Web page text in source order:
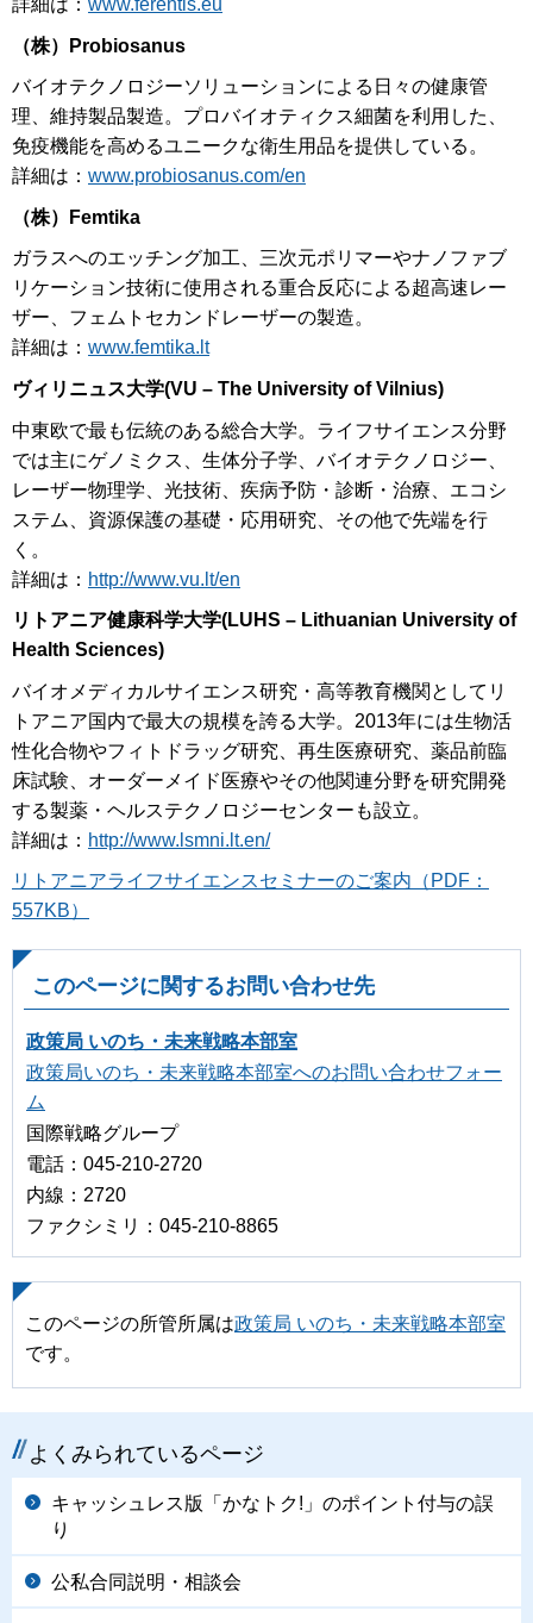
詳細は： www.ferentis.eu
（株） Probiosanus
バイオテクノロジーソリューションによる日々の健康管
理、維持製品製造。プロバイオティクス細菌を利用した、
免疫機能を高めるユニークな衛生用品を提供している。
詳細は： www.probiosanus.com/en
（株） Femtika
ガラスへのエッチング加工、三次元ポリマーやナノファブ
リケーション技術に使用される重合反応による超高速レー
ザー、フェムトセカンドレーザーの製造。
詳細は： www.femtika.lt
ヴィリニュス大学(VU – The University of Vilnius)
中東欧で最も伝統のある総合大学。ライフサイエンス分野
では主にゲノミクス、生体分子学、バイオテクノロジー、
レーザー物理学、光技術、疾病予防・診断・治療、エコシ
ステム、資源保護の基礎・応用研究、その他で先端を行
く。
詳細は： http://www.vu.lt/en
リトアニア健康科学大学(LUHS – Lithuanian University of
Health Sciences)
バイオメディカルサイエンス研究・高等教育機関としてリ
トアニア国内で最大の規模を誇る大学。2013年には生物活
性化合物やフィトドラッグ研究、再生医療研究、薬品前臨
床試験、オーダーメイド医療やその他関連分野を研究開発
する製薬・ヘルステクノロジーセンターも設立。
詳細は： http://www.lsmni.lt.en/
リトアニアライフサイエンスセミナーのご案内（PDF：
557KB）
このページに関するお問い合わせ先
政策局 いのち・未来戦略本部室
政策局いのち・未来戦略本部室へのお問い合わせフォー
ム
国際戦略グループ
電話：045-210-2720
内線：2720
ファクシミリ：045‐210‐8865
このページの所管所属は政策局 いのち・未来戦略本部室
です。
よくみられているページ
キャッシュレス版「かなトク!」のポイント付与の誤
り
公私合同説明・相談会